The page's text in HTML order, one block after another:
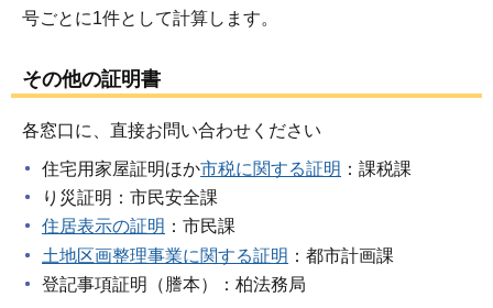
号ごとに1件として計算します。
その他の証明書
各窓口に、直接お問い合わせください
住宅用家屋証明ほか市税に関する証明 ：課税課
り災証明：市民安全課
住居表示の証明 ：市民課
土地区画整理事業に関する証明 ：都市計画課
登記事項証明（謄本）：柏法務局